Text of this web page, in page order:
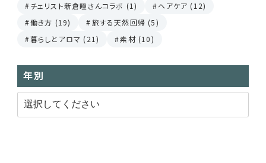
チェリスト新倉瞳さんコラボ (1)
ヘアケア (12)
働き方 (19)
旅する天然回帰 (5)
暮らしとアロマ (21)
素材 (10)
年別